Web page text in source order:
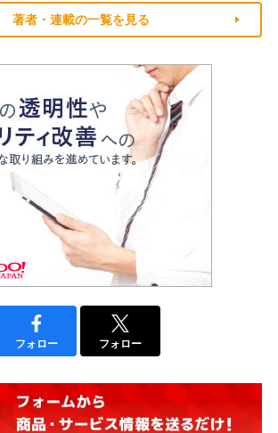
著者・連載の一覧を見る
フォロー フォロー